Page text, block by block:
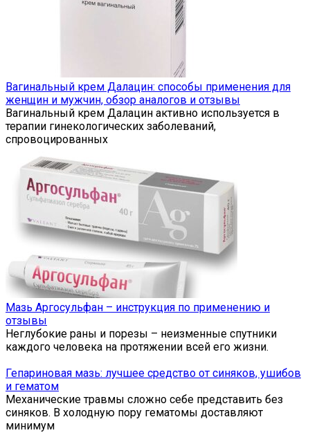
Вагинальный крем Далацин: способы применения для
женщин и мужчин, обзор аналогов и отзывы
Вагинальный крем Далацин активно используется в
терапии гинекологических заболеваний,
спровоцированных
Мазь Аргосульфан – инструкция по применению и
отзывы
Неглубокие раны и порезы – неизменные спутники
каждого человека на протяжении всей его жизни.
Гепариновая мазь: лучшее средство от синяков, ушибов
и гематом
Механические травмы сложно себе представить без
синяков. В холодную пору гематомы доставляют
минимум